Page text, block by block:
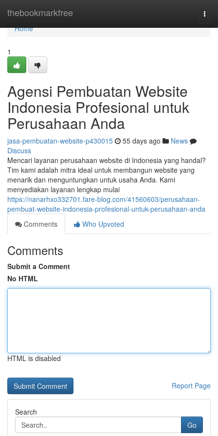
thebookmarkfree
Home
Home
1
Agensi Pembuatan Website
Indonesia Profesional untuk
Perusahaan Anda
jasa-pembuatan-website-p430015 55 days ago
News
Discuss
Mencari layanan perusahaan website di Indonesia yang handal?
Tim kami adalah mitra ideal untuk membangun website yang
menarik dan menguntungkan untuk usaha Anda. Kami
menyediakan layanan lengkap mulai
https://nanarhxo332701.fare-blog.com/41560603/perusahaan-
pembuat-website-indonesia-profesional-untuk-perusahaan-anda
Comments
Who Upvoted
Comments
Submit a Comment
No HTML
HTML is disabled
Report Page
Search
Go